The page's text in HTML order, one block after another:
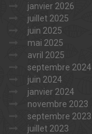
janvier 2026
juillet 2025
juin 2025
mai 2025
avril 2025
septembre 2024
juin 2024
janvier 2024
novembre 2023
septembre 2023
juillet 2023